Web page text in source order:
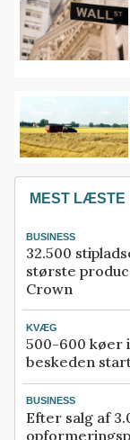
MEST LÆSTE
BUSINESS
32.500
største
Crown
KVÆG
500-600 køer
beskeden
BUSINESS
Efter salg af